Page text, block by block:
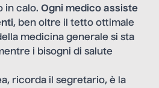
in calo. Ogni medico assiste
, ben oltre il tetto ottimale
medicina generale si sta
i bisogni di salute
ricorda il segretario, è la